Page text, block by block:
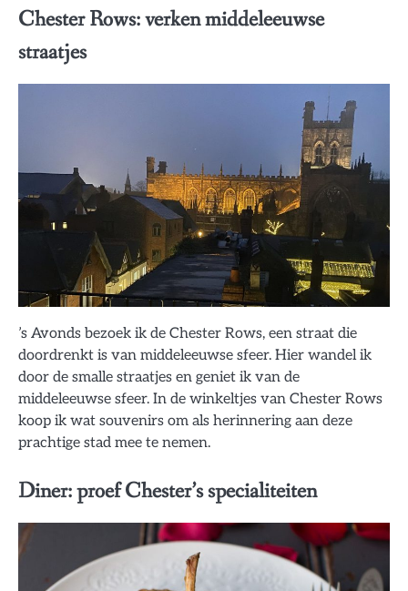
Chester Rows: verken middeleeuwse
straatjes
’s Avonds bezoek ik de Chester Rows, een straat die
doordrenkt is van middeleeuwse sfeer. Hier wandel ik
door de smalle straatjes en geniet ik van de
middeleeuwse sfeer. In de winkeltjes van Chester Rows
koop ik wat souvenirs om als herinnering aan deze
prachtige stad mee te nemen.
Diner: proef Chester’s specialiteiten